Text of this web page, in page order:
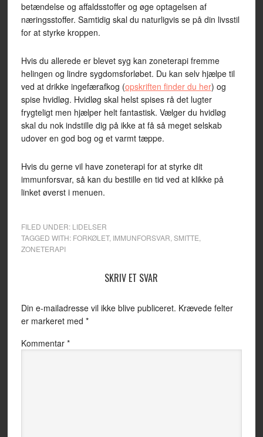
betændelse og affaldsstoffer og øge optagelsen af
næringsstoffer. Samtidig skal du naturligvis se på din livsstil
for at styrke kroppen.
Hvis du allerede er blevet syg kan zoneterapi fremme
helingen og lindre sygdomsforløbet. Du kan selv hjælpe til
ved at drikke ingefærafkog (opskriften finder du her) og
spise hvidløg. Hvidløg skal helst spises rå det lugter
frygteligt men hjælper helt fantastisk. Vælger du hvidløg
skal du nok indstille dig på ikke at få så meget selskab
udover en god bog og et varmt tæppe.
Hvis du gerne vil have zoneterapi for at styrke dit
immunforsvar, så kan du bestille en tid ved at klikke på
linket øverst i menuen.
FILED UNDER: LIDELSER
TAGGED WITH: FORKØLET, IMMUNFORSVAR SMITTE
ZONETERAPI
SKRIV ET SVAR
Din e-mailadresse vil ikke blive publiceret. Krævede felter
er markeret med *
Kommentar *